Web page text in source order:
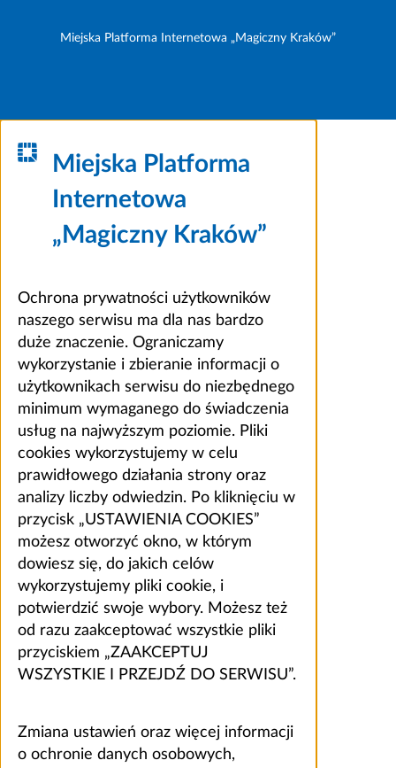
Miejska Platforma Internetowa „Magiczny Kraków”
Miejska Platforma
Internetowa
„Magiczny Kraków”
Ochrona prywatności użytkowników
naszego serwisu ma dla nas bardzo
duże znaczenie. Ograniczamy
wykorzystanie i zbieranie informacji o
użytkownikach serwisu do niezbędnego
minimum wymaganego do świadczenia
usług na najwyższym poziomie. Pliki
cookies wykorzystujemy w celu
prawidłowego działania strony oraz
analizy liczby odwiedzin. Po kliknięciu w
przycisk „USTAWIENIA COOKIES”
możesz otworzyć okno, w którym
dowiesz się, do jakich celów
wykorzystujemy pliki cookie, i
potwierdzić swoje wybory. Możesz też
od razu zaakceptować wszystkie pliki
przyciskiem „ZAAKCEPTUJ
WSZYSTKIE I PRZEJDŹ DO SERWISU”.
Zmiana ustawień oraz więcej informacji
o ochronie danych osobowych,